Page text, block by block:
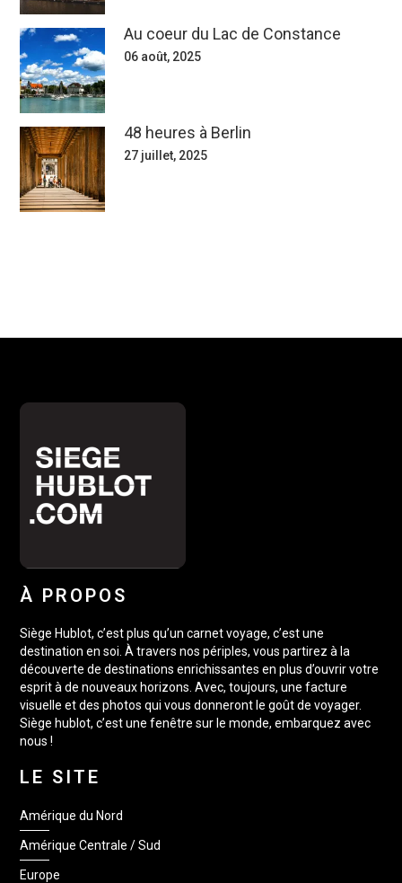
Au coeur du Lac de Constance
06 août, 2025
48 heures à Berlin
27 juillet, 2025
À PROPOS
Siège Hublot, c’est plus qu’un carnet voyage, c’est une
destination en soi. À travers nos périples, vous partirez à la
découverte de destinations enrichissantes en plus d’ouvrir votre
esprit à de nouveaux horizons. Avec, toujours, une facture
visuelle et des photos qui vous donneront le goût de voyager.
Siège hublot, c’est une fenêtre sur le monde, embarquez avec
nous !
LE SITE
Amérique du Nord
Amérique Centrale / Sud
Europe